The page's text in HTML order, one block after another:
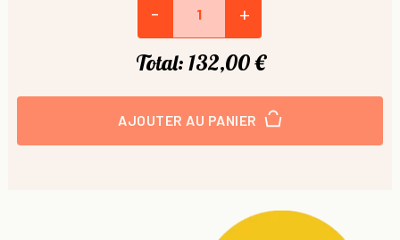
- +
Total: 132,00 €
AJOUTER AU PANIER